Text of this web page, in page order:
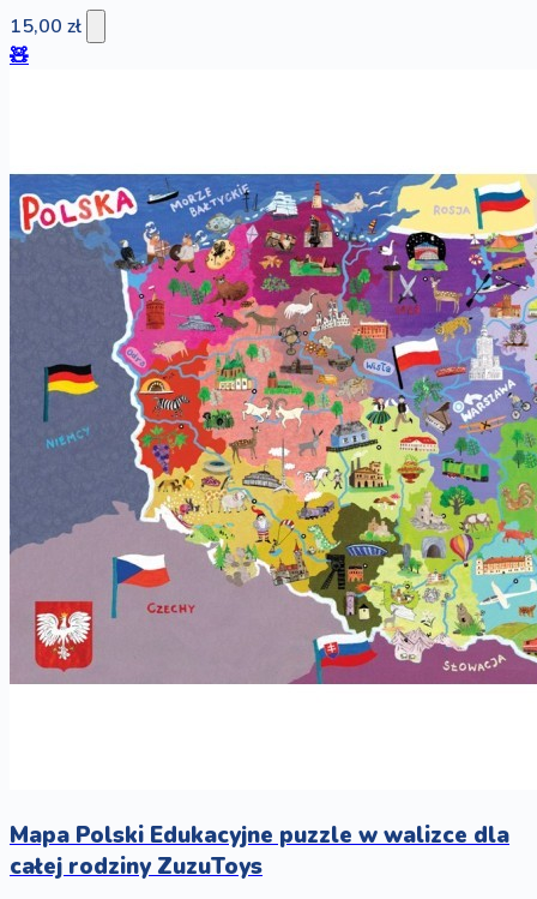
15,00 zł
🧸
Mapa Polski Edukacyjne puzzle w walizce dla
całej rodziny ZuzuToys